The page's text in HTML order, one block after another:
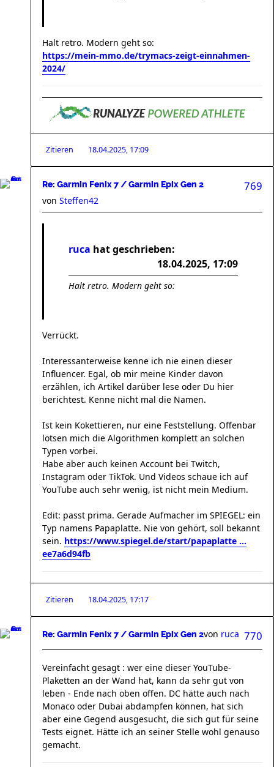
Halt retro. Modern geht so:
https://mein-mmo.de/trymacs-zeigt-einnahmen-
2024/
Zitieren 18.04.2025, 17:09
Re: Garmin Fenix 7 / Garmin Epix Gen 2 769
von Steffen42
ruca hat geschrieben:
18.04.2025, 17:09
Halt retro. Modern geht so:
Verrückt.
Interessanterweise kenne ich nie einen dieser
Influencer. Egal, ob mir meine Kinder davon
erzählen, ich Artikel darüber lese oder Du hier
berichtest. Kenne nicht mal die Namen.
Ist kein Kokettieren, nur eine Feststellung. Offenbar
lotsen mich die Algorithmen komplett an solchen
Typen vorbei.
Habe aber auch keinen Account bei Twitch,
Instagram oder TikTok. Und Videos schaue ich auf
YouTube auch sehr wenig, ist nicht mein Medium.
Edit: passt prima. Gerade Aufmacher im SPIEGEL: ein
Typ namens Papaplatte. Nie von gehört, soll bekannt
sein. https://www.spiegel.de/start/papaplatte ...
ee7a6d94fb
Zitieren 18.04.2025, 17:17
Re: Garmin Fenix 7 / Garmin Epix Gen 2 770
von ruca
Vereinfacht gesagt : wer eine dieser YouTube-
Plaketten an der Wand hat, kann da sehr gut von
leben - Ende nach oben offen. DC hätte auch nach
Monaco oder Dubai abdampfen können, hat sich
aber eine Gegend ausgesucht, die sich gut für seine
Tests eignet. Hätte ich an seiner Stelle wohl genauso
gemacht.